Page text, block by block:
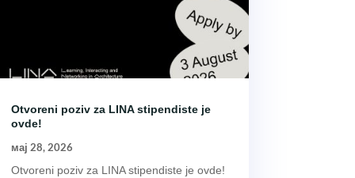
Otvoreni poziv za LINA stipendiste je
ovde!
мај 28, 2026
Otvoreni poziv za LINA stipendiste je ovde!